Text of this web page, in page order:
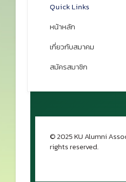
Quick Links
หน้าหลัก
เกี่ยวกับสมาคม
สมัครสมาชิก
© 2025 KU Alumni
rights reserved.